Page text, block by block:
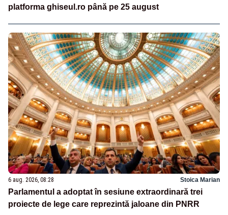
platforma ghiseul.ro până pe 25 august
6 aug. 2026, 08:28 Stoica Marian
Parlamentul a adoptat în sesiune extraordinară trei
proiecte de lege care reprezintă jaloane din PNRR